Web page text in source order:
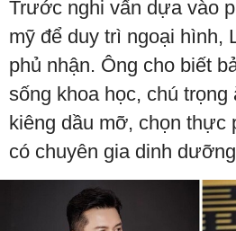
Trước nghi vấn dựa vào
mỹ để duy trì ngoại hình,
phủ nhận. Ông cho biết
sống khoa học, chú trọng
kiêng dầu mỡ, chọn thực
có chuyên gia dinh